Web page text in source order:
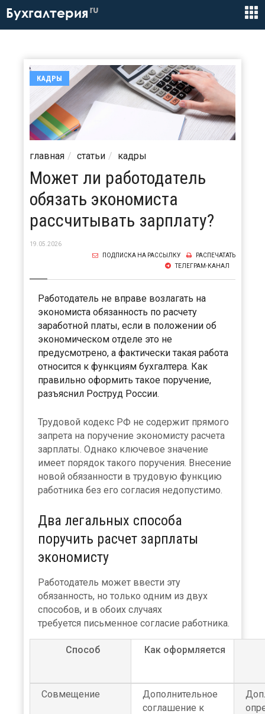
Бухгалтерия ru
КАДРЫ
главная статьи кадры
Может ли работодатель
обязать экономиста
рассчитывать зарплату?
19.05.2026
РАСПЕЧАТАТЬ
ПОДПИСКА НА РАССЫЛКУ
ТЕЛЕГРАМ-КАНАЛ
Работодатель не вправе возлагать на
экономиста обязанность по расчету
заработной платы, если в положении об
экономическом отделе это не
предусмотрено, а фактически такая работа
относится к функциям бухгалтера. Как
правильно оформить такое поручение,
разъяснил Роструд России.
Трудовой кодекс РФ не содержит прямого
запрета на поручение экономисту расчета
зарплаты. Однако ключевое значение
имеет порядок такого поручения. Внесение
новой обязанности в трудовую функцию
работника без его согласия недопустимо.
Два легальных способа
поручить расчет зарплаты
экономисту
Работодатель может ввести эту
обязанность, но только одним из двух
способов, и в обоих случаях
требуется письменное согласие работника.
Способ Как оформляется
Совмещение
Дополнительное
соглашение к